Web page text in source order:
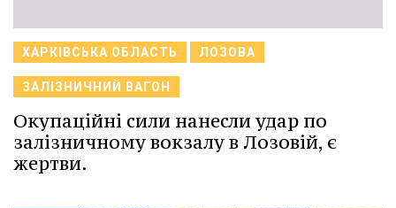
ХАРКІВСЬКА ОБЛАСТЬ ЛОЗОВА
ЗАЛІЗНИЧНИЙ ВАГОН
Окупаційні сили нанесли удар по
залізничному вокзалу в Лозовій, є
жертви.